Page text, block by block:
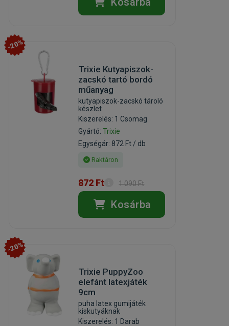
-20%
Trixie Kutyapiszok-
zacskó tartó bordó
műanyag
kutyapiszok-zacskó tároló
készlet
Kiszerelés: 1 Csomag
Gyártó:Trixie
Egységár: 872 Ft / db
Raktáron
872 Ft 1 090 Ft
Kosárba
-20%
Trixie PuppyZoo
elefánt latexjáték
9cm
puha latex gumijáték
kiskutyáknak
Kiszerelés: 1 Darab